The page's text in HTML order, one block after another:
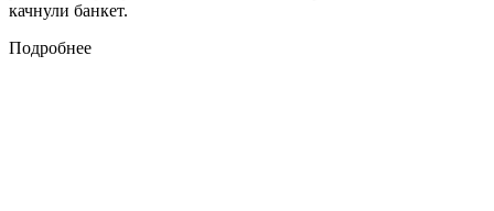
качнули банкет.
Подробнее